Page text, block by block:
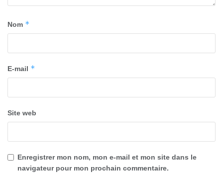
Nom *
E-mail *
Site web
Enregistrer mon nom, mon e-mail et mon site dans le
navigateur pour mon prochain commentaire.